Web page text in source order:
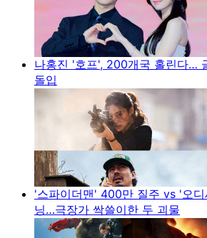
나홍진 '호프', 200개국 홀린다…
돌입
'스파이더맨' 400만 질주 vs '오
닝…극장가 싹쓸이한 두 괴물